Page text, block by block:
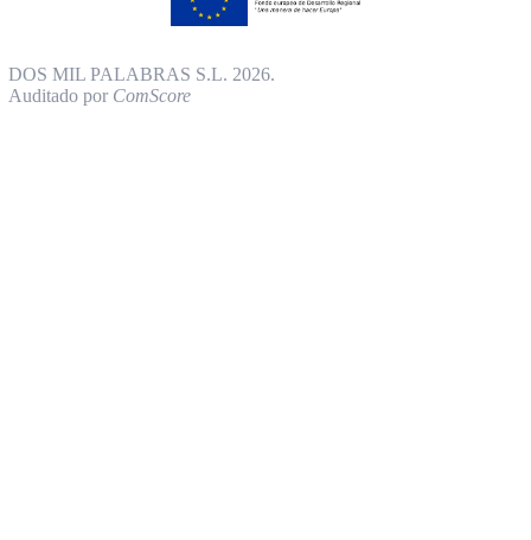
DOS MIL PALABRAS S.L. 2026.
Auditado por ComScore